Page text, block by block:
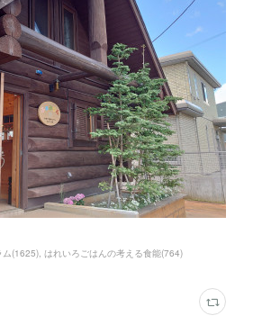
ム(1625) はれいろごはんの考える食能(764)